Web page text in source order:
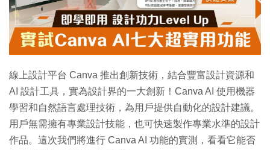
線上設計平台 Canva 推出創新技術，結合豐富設計資源和
AI 設計工具，實為設計界的一大創新！Canva AI 使用機器
學習和自然語言處理技術，為用戶提供自動化的設計建議。
用戶無需擁有專業設計技能，也可快速製作專業水準的設計
作品。這次我們將進行 Canva AI 功能的實測，看看它能否